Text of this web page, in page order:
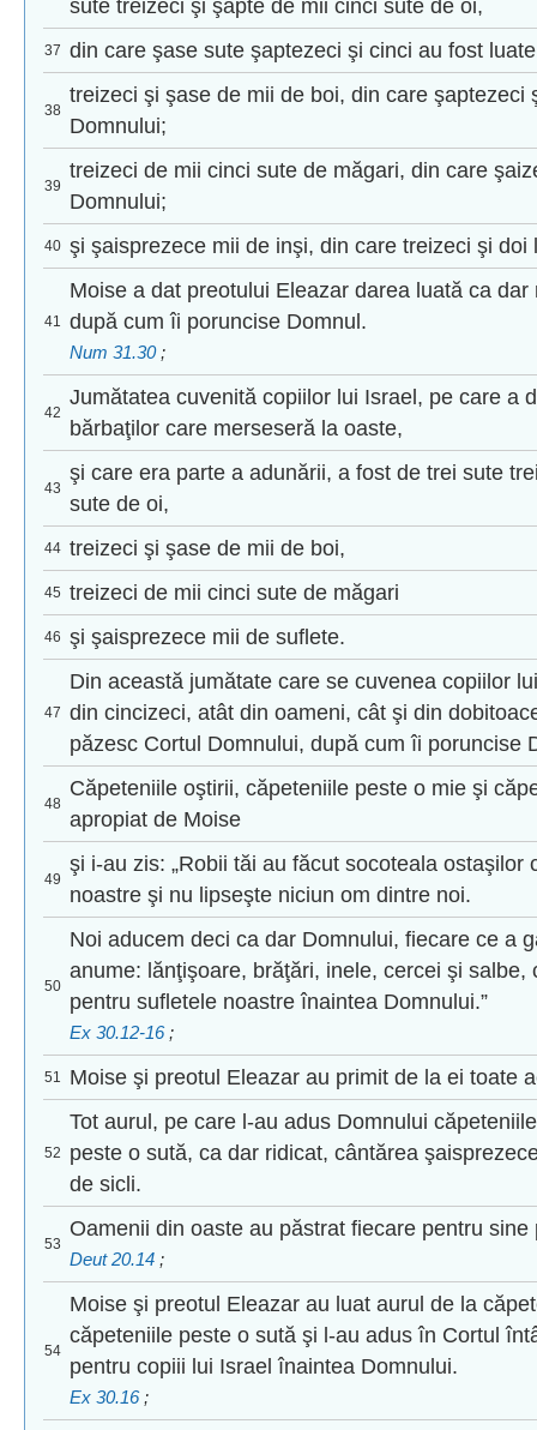
sute treizeci şi şapte de mii cinci sute de oi,
37 din care şase sute şaptezeci şi cinci au fost
38
treizeci şi şase de mii de boi, din care şaptezeci
Domnului;
39
treizeci de mii cinci sute de măgari, din care
Domnului;
40 şi şaisprezece mii de inşi, din care treizeci şi doi
41
Moise a dat preotului Eleazar darea luată ca
după cum îi poruncise Domnul.
Num 31.30 ;
42
Jumătatea cuvenită copiilor lui Israel, pe care a
bărbaţilor care merseseră la oaste,
43
şi care era parte a adunării, a fost de trei sute
sute de oi,
44 treizeci şi şase de mii de boi,
45 treizeci de mii cinci sute de măgari
46 şi şaisprezece mii de suflete.
47
Din această jumătate care se cuvenea copiilor
din cincizeci, atât din oameni, cât şi din
păzesc Cortul Domnului, după cum îi poruncise
48
Căpeteniile oştirii, căpeteniile peste o mie şi
apropiat de Moise
49
şi i-au zis: „Robii tăi au făcut socoteala ostaşilor
noastre şi nu lipseşte niciun om dintre noi.
50
Noi aducem deci ca dar Domnului, fiecare ce a
anume: lănţişoare, brăţări, inele, cercei şi salbe,
pentru sufletele noastre înaintea Domnului.”
Ex 30.12-16 ;
51 Moise şi preotul Eleazar au primit de la ei toate
52
Tot aurul, pe care l-au adus Domnului
peste o sută, ca dar ridicat, cântărea
de sicli.
53
Oamenii din oaste au păstrat fiecare pentru
Deut 20.14 ;
54
Moise şi preotul Eleazar au luat aurul de la
căpeteniile peste o sută şi l-au adus în Cortul
pentru copiii lui Israel înaintea Domnului.
Ex 30.16 ;